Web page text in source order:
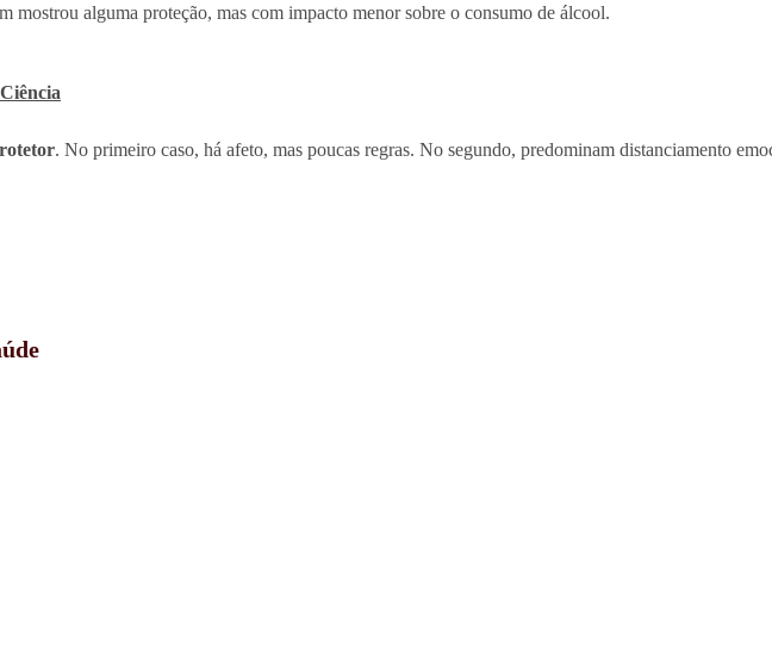
alguma proteção, mas com impacto menor sobre o consumo de álcool.
. No primeiro caso, há afeto, mas poucas regras. No segundo, predominam distanciamento